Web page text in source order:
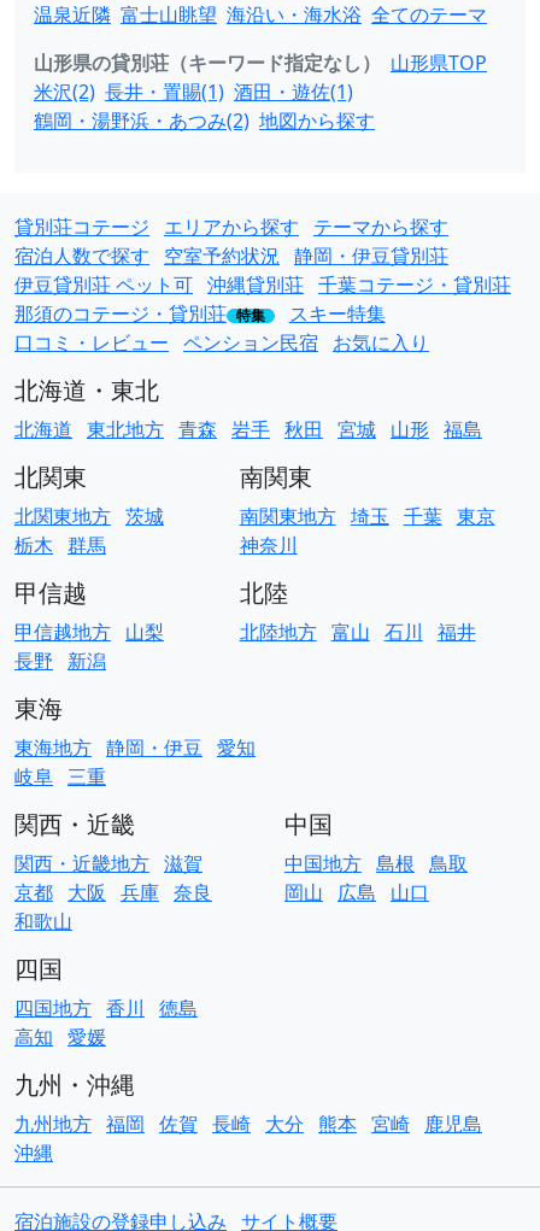
温泉近隣 富士山眺望 海沿い・海水浴 全てのテーマ
山形県の貸別荘（キーワード指定なし）
山形県TOP
米沢(2) 長井・置賜(1) 酒田・遊佐(1)
鶴岡・湯野浜・あつみ(2) 地図から探す
貸別荘コテージ エリアから探す
テーマから探す
宿泊人数で探す
空室予約状況 静岡・伊豆貸別荘
伊豆貸別荘 ペット可 沖縄貸別荘 千葉コテージ・貸別荘
那須のコテージ・貸別荘 特集
スキー特集
口コミ・レビュー ペンション民宿 お気に入り
北海道・東北
北海道 東北地方 青森 岩手 秋田 宮城 山形 福島
北関東
北関東地方 茨城
栃木 群馬
南関東
南関東地方 埼玉 千葉 東京
神奈川
甲信越
甲信越地方 山梨
長野
新潟
北陸
北陸地方 富山 石川 福井
東海
東海地方 静岡・伊豆 愛知
岐阜 三重
関西・近畿
関西・近畿地方 滋賀
京都 大阪 兵庫 奈良
和歌山
中国
中国地方 島根 鳥取
岡山
広島 山口
四国
四国地方 香川
徳島
高知 愛媛
九州・沖縄
九州地方 福岡 佐賀 長崎 大分 熊本 宮崎
鹿児島
沖縄
宿泊施設の登録申し込み サイト概要